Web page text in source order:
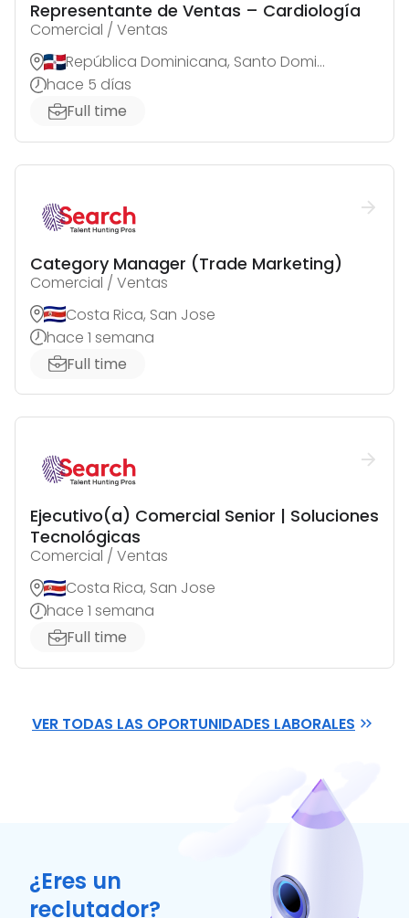
Representante de Ventas – Cardiología
Comercial / Ventas
República Dominicana, Santo Domingo de Guzmán
hace 5 días
Full time
Category Manager (Trade Marketing)
Comercial / Ventas
Costa Rica, San Jose
hace 1 semana
Full time
Ejecutivo(a) Comercial Senior | Soluciones
Tecnológicas
Comercial / Ventas
Costa Rica, San Jose
hace 1 semana
Full time
VER TODAS LAS OPORTUNIDADES LABORALES
¿Eres un
reclutador?